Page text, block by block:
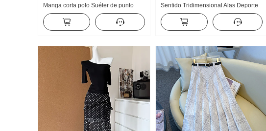
Manga corta polo Suéter de punto
Conjunto Mujer 2026 Verano Nuevo
Gigante Bonito Plisado Falda
Sentido Tridimensional Alas Deporte
Wei Pantalones Mujer Nuevo Luz Asia
Viento Holgado Recto Adelgazante
Pantalones casuales